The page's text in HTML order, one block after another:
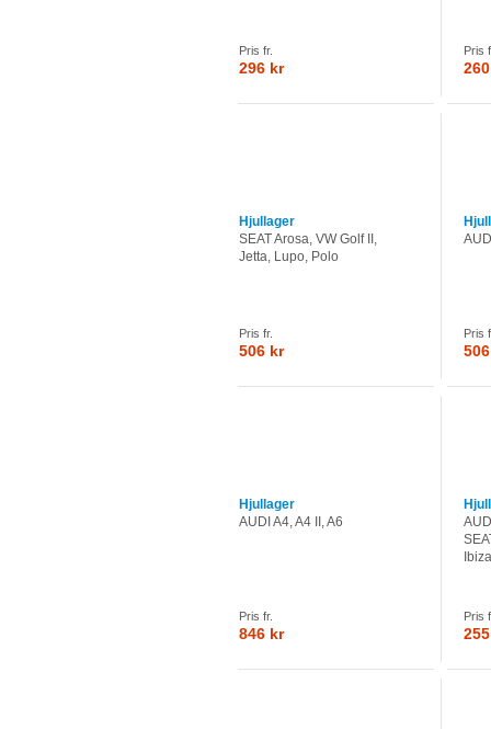
Pris fr.
296 kr
Pris
Hjullager
SEAT Arosa, VW Golf II,
Jetta, Lupo, Polo
Pris fr.
506 kr
Pris
Hjullager
AUDI A4, A4 II, A6
Pris fr.
846 kr
Pris